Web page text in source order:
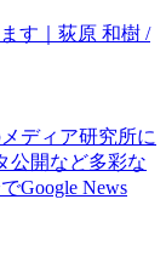
す｜荻原 和樹 /
ディア研究所に
公開など多彩な
Google News